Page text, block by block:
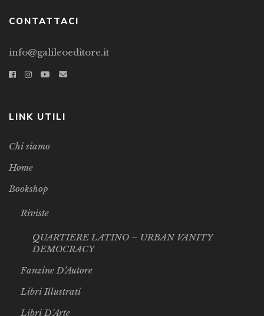
CONTATTACI
info@galileoeditore.it
LINK UTILI
Chi siamo
Home
Bookshop
Riviste
QUARTIERE LATINO – URBAN VANITY
DEMOCRACY
Fanzine D’Autore
Libri Illustrati
Libri D’Arte